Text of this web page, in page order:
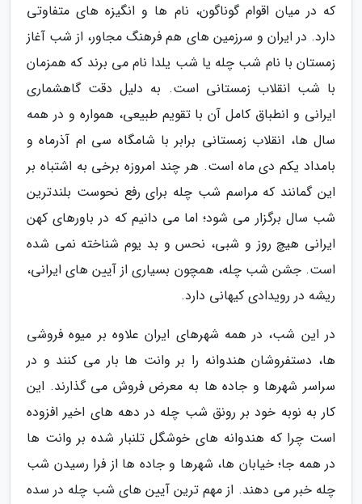
که در میان اقوام گوناگون، نام ها و انگیزه های متفاوتی
دارد. در ایران و سرزمین های هم فرهنگ مجاور، از شب آغاز
زمستان با نام شب چله یا شب یلدا نام می برند که همزمان
با شب انقلاب زمستانی است. به دلیل دقت گاهشماری
ایرانی و انطباق کامل آن با تقویم طبیعی، همواره و در همه
سال ها، انقلاب زمستانی برابر با شامگاه سی ام آذرماه و
بامداد یکم دی ماه است. هر چند امروزه برخی به اشتباه بر
این گمانند که مراسم شب چله برای رفع نحوست بلندترین
شب سال برگزار می شود؛ اما می دانیم که در باورهای کهن
ایرانی هیچ روز و شبی، نحس و بد یوم شناخته نمی شده
است. جشن شب چله، همچون بسیاری از آیین های ایرانی،
ریشه در رویدادی کیهانی دارد.
در این شب، در همه شهرهای ایران علاوه بر میوه فروشی
ها، دستفروشان هندوانه را بر وانت ها بار می کنند و در
سراسر شهرها و جاده ها به معرض فروش می گذارند. این
کار به نوبه خود بر رونق شب چله در دهه های اخیر افزوده
است چرا که هندوانه های خوشگل تلنبار شده بر وانت ها
در همه جا؛ خیابان ها، شهرها و جاده ها از فرا رسیدن شب
چله خبر می دهند. از مهم ترین آیین های شب چله در سده